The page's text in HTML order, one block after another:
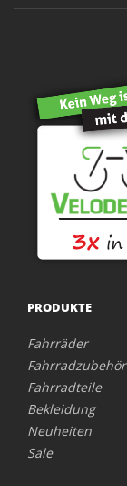
PRODUKTE
Fahrräder
Fahrradzubehör
Fahrradteile
Bekleidung
Neuheiten
Sale